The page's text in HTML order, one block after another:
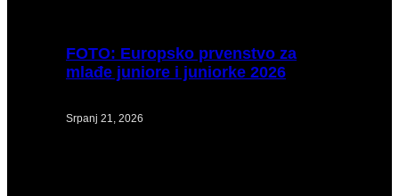
FOTO: Europsko prvenstvo za
mlađe juniore i juniorke 2026
Srpanj 21, 2026